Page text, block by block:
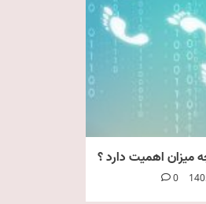
میزان اهمیت دارد ؟
0